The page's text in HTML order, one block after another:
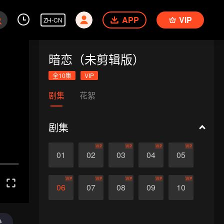
ZH-CN APP VIP
暗恋（未剪辑版）
全10集 VIP
剧集 花絮
剧集
01 02
VIP
03
VIP
04
VIP
05
VIP
06
VIP
07
VIP
08
VIP
09
VIP
10
VIP